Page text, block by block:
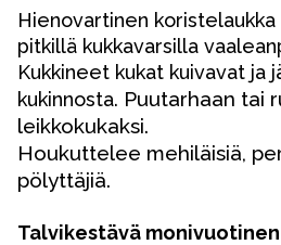
Hienovartinen
pitkillä kukkavarsilla
Kukkineet kukat kuivavat ja
kukinnosta. Puutarhaan tai
leikkokukaksi.
Houkuttelee mehiläisiä,
pölyttäjiä.
Talvikestävä